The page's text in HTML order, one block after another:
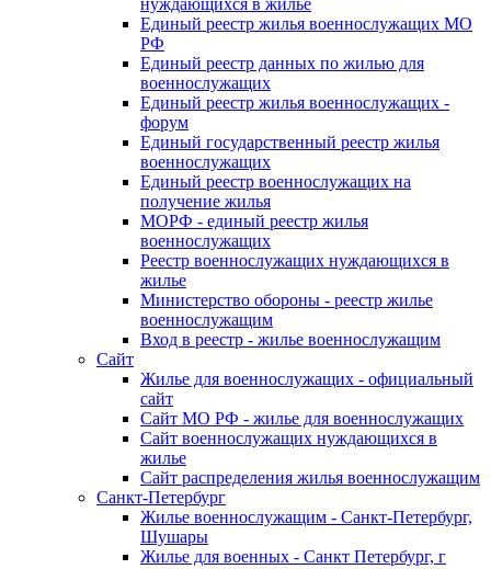
нуждающихся в жилье
Единый реестр жилья военнослужащих МО
РФ
Единый реестр данных по жилью для
военнослужащих
Единый реестр жилья военнослужащих -
форум
Единый государственный реестр жилья
военнослужащих
Единый реестр военнослужащих на
получение жилья
МОРФ - единый реестр жилья
военнослужащих
Реестр военнослужащих нуждающихся в
жилье
Министерство обороны - реестр жилье
военнослужащим
Вход в реестр - жилье военнослужащим
Сайт
Жилье для военнослужащих - официальный
сайт
Сайт МО РФ - жилье для военнослужащих
Сайт военнослужащих нуждающихся в
жилье
Сайт распределения жилья военнослужащим
Санкт-Петербург
Жилье военнослужащим - Санкт-Петербург,
Шушары
Жилье для военных - Санкт Петербург, г